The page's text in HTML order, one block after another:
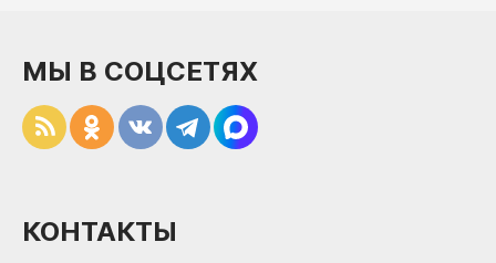
МЫ В СОЦСЕТЯХ
КОНТАКТЫ